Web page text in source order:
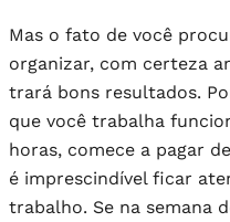
Mas o fato de você
organizar, com certeza
trará bons resultados.
que você trabalha
horas, comece a pagar
é imprescindível ficar
trabalho. Se na semana